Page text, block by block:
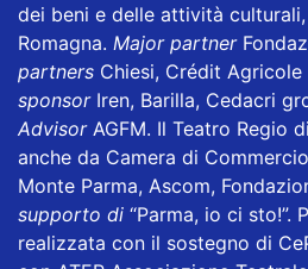
dei beni e delle attività
Romagna. Major partner
partners Chiesi, Crédit Agricole
sponsorIren, Barilla, Cedacri
AdvisorAGFM. Il Teatro Regio
anche da Camera di
Monte Parma, Ascom,
supporto di “Parma, io ci sto!”.
realizzata con il sostegno di